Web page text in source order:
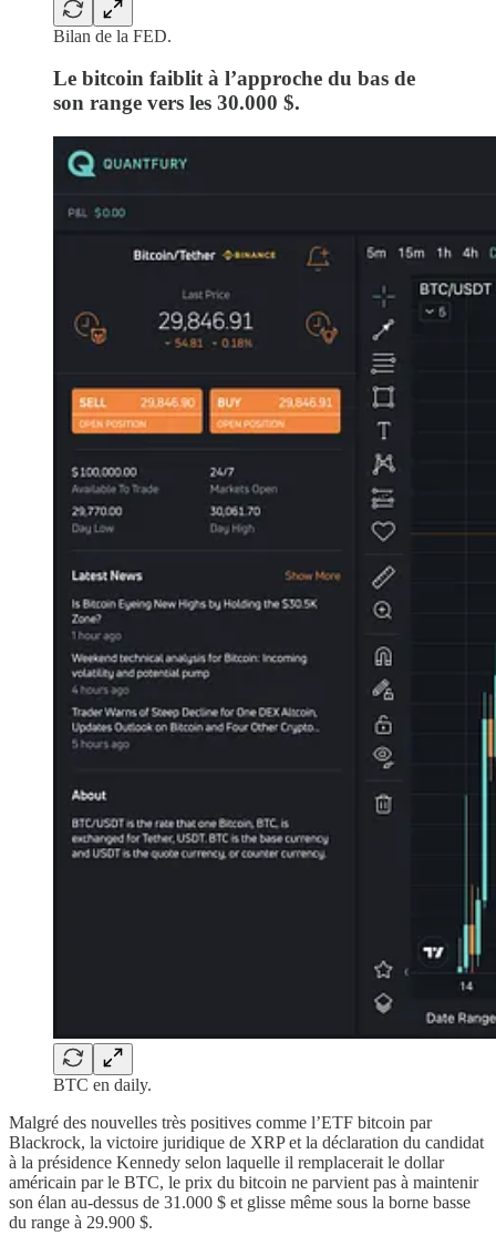
Bilan de la FED.
Le bitcoin faiblit à l’approche du bas de
son range vers les 30.000 $.
BTC en daily.
Malgré des nouvelles très positives comme l’ETF bitcoin par
Blackrock, la victoire juridique de XRP et la déclaration du candidat
à la présidence Kennedy selon laquelle il remplacerait le dollar
américain par le BTC, le prix du bitcoin ne parvient pas à maintenir
son élan au-dessus de 31.000 $ et glisse même sous la borne basse
du range à 29.900 $.